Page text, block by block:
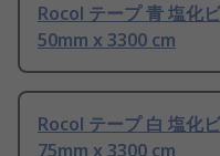
Rocol テープ 青 塩化
50mm x 3300 cm
Rocol テープ 白 塩化
75mm x 3300 cm